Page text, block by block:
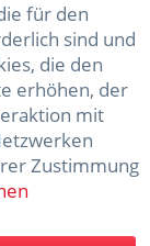
für den
sind und
die den
erhöhen, der
mit
Zustimmung